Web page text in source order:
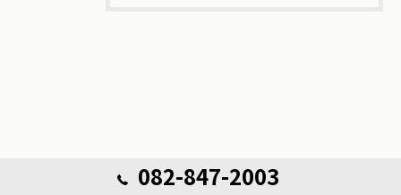
082-847-2003